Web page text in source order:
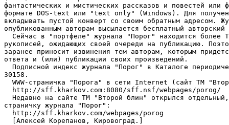
фантастических и мистических рассказов и повестей или
формате DOS-text или "text only" (Windows). Для
вкладывать пустой конверт со своим обратным адресом.
опубликованным авторам высылается бесплатный
Сейчас в "портфеле" журнала "Порог" находится более
рукописей, ожидающих своей очереди на публикацию.
заранее приносит извинения тем авторам, которым
ответа и (или) публикации своих произведений.
Подписной индекс журнала "Порог" в Каталоге
30158.
WWW-страничка "Порога" в сети Internet (сайт ТМ
  http://sff.kharkov.com:8080/sff.nsf/webpages/porog/
Недавно на сайте ТМ "Второй блин" открылся
страничку журнала "Порог":
  http://sff.kharkov.com/webpages/porog
  [Алексей Корепанов, Кировоград.]